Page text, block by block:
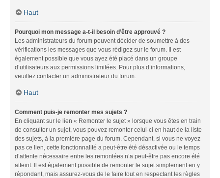
Haut
Pourquoi mon message a-t-il besoin d’être approuvé ?
Les administrateurs du forum peuvent décider de soumettre à des
vérifications les messages que vous rédigez sur le forum. Il est
également possible que vous ayez été placé dans un groupe
d’utilisateurs aux permissions limitées. Pour plus d’informations,
veuillez contacter un administrateur du forum.
Haut
Comment puis-je remonter mes sujets ?
En cliquant sur le lien « Remonter le sujet » lorsque vous êtes en train
de consulter un sujet, vous pouvez remonter celui-ci en haut de la liste
des sujets, à la première page du forum. Cependant, si vous ne voyez
pas ce lien, cette fonctionnalité a peut-être été désactivée ou le temps
d’attente nécessaire entre les remontées n’a peut-être pas encore été
atteint. Il est également possible de remonter le sujet simplement en y
répondant, mais assurez-vous de le faire tout en respectant les règles